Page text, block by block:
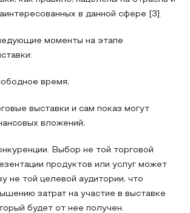
в данной сфере [3].
моменты на этапе
время;
выставки и сам показ могут
вложений;
Выбор не той торговой
продуктов или услуг может
не той целевой аудитории, что
затрат на участие в выставке
будет от нее получен.